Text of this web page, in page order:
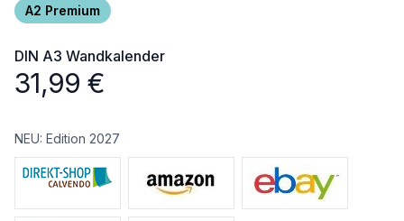
A2 Premium
DIN A3 Wandkalender
31,99 €
NEU: Edition 2027